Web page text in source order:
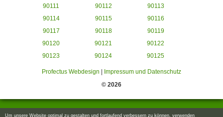
90111
90112
90113
90114
90115
90116
90117
90118
90119
90120
90121
90122
90123
90124 90125
Profectus Webdesign
Impressum und Datenschutz
© 2026
Um unsere Website optimal zu gestalten und fortlaufend verbessern zu können, verwenden